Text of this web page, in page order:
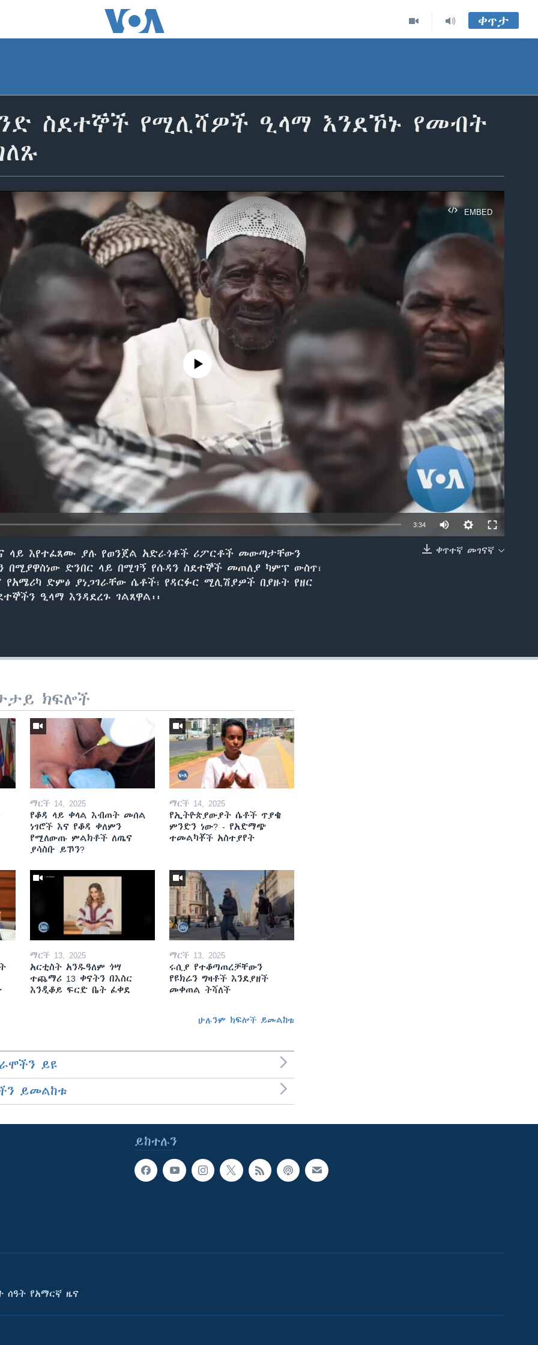
ቀጥታ
ስደተኞች የሚሊሻዎች ዒላማ እንደኾኑ የመብት
EMBED
EMBED
No media source currently available
3:34
ቀጥተኛ መገናኛ
ላይ እየተፈጸሙ ያሉ የወንጀል አድራጎቶች ሪፖርቶች መውጣታቸውን
በሚያዋስነው ድንበር ላይ በሚገኝ የሱዳን ስደተኞች መጠለያ ካምፕ ውስጥ፣
ድምፅ ያነጋገራቸው ሴቶች፣ የዳርፉር ሚሊሽያዎች በያዙት የዘር
ዒላማ እንዳደረጉ ገልጸዋል፡፡
ክፍሎች
ማርች 14, 2025
የቆዳ ላይ ቀላል እብጠት መሰል
ነገሮች እና የቆዳ ቀለምን
የሚለውጡ ምልክቶች ለጤና
ያሳስቡ ይኾን?
ማርች 14, 2025
የኢትዮጵያውያት ሴቶች ጥያቄ
ምንድን ነው? - የአድማጭ
ተመልካቾች አስተያየት
ማርች 13, 2025
አርቲስት አንዱዓለም ጎሣ
ተጨማሪ 13 ቀናትን በእስር
እንዲቆይ ፍርድ ቤት ፈቀደ
ማርች 13, 2025
ሩሲያ የተቆጣጠረቻቸውን
የዩክሬን ግዛቶች እንደያዘች
መቀጠል ትሻለች
ሁሉንም ክፍሎች ይመልከቱ
ይዩ
ይመልከቱ
ይከተሉን
ሰዓት የአማርኛ ዜና